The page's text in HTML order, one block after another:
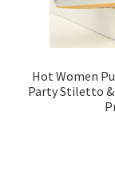
Hot Women
Party Stiletto &